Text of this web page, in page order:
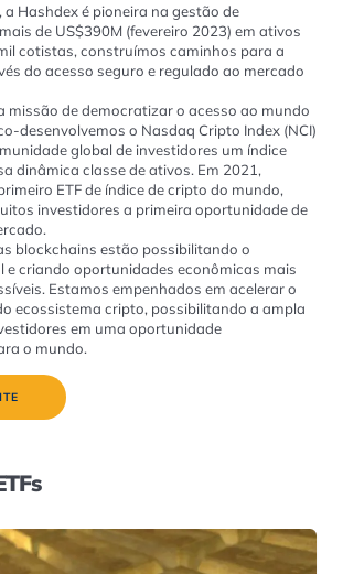
a Hashdex é pioneira na gestão de
de US$390M (fevereiro 2023) em ativos
cotistas, construímos caminhos para a
do acesso seguro e regulado ao mercado
missão de democratizar o acesso ao mundo
desenvolvemos o Nasdaq Cripto Index (NCI)
global de investidores um índice
dinâmica classe de ativos. Em 2021,
ETF de índice de cripto do mundo,
investidores a primeira oportunidade de
blockchains estão possibilitando o
e criando oportunidades econômicas mais
Estamos empenhados em acelerar o
ecossistema cripto, possibilitando a ampla
em uma oportunidade
o mundo.